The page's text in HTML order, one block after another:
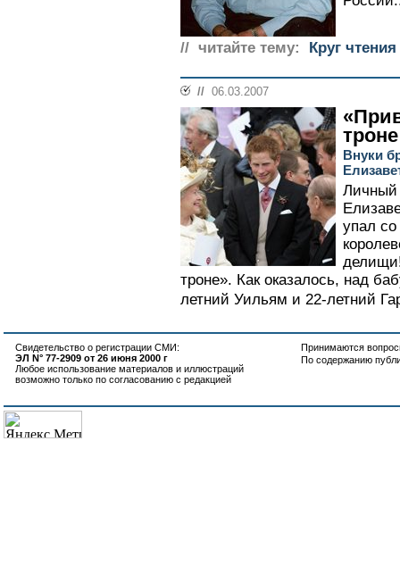
// читайте тему: Круг чтения
// 06.03.2007
Внуки
Личный
упал со
троне». Как оказалось, над
летний Уильям и 22-летний
Свидетельство о регистрации СМИ:
ЭЛ N° 77-2909 от 26 июня 2000 г
Любое использование материалов и иллюстраций
возможно только по согласованию с редакцией
Принимаются
По содержанию